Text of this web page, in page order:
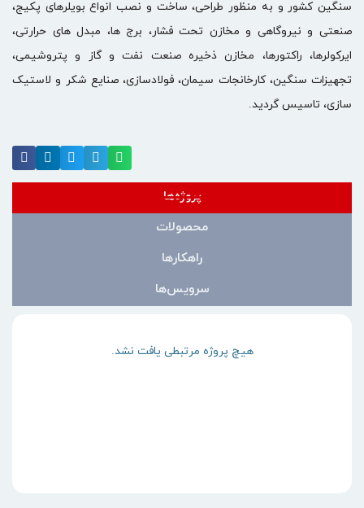
سنگین کشور و به منظور طراحی، ساخت و نصب انواع بویلرهای پکیج،
صنعتی و نیروگاهی و مخازن تحت فشار، برج ها، مبدل های حرارتی،
ایرکولرها، راکتورها، مخازن ذخیره صنعت نفت و گاز و پتروشیمی،
تجهیزات سنگین، کارخانجات سیمان، فولادسازی، صنایع شکر و لاستیک
سازی، تاسیس گردید.
پروژه‌ها
محصولات
راهکارها
سرویس‌ها
هیچ پروژه مرتبطی یافت نشد.